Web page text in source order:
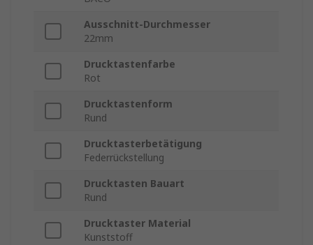
Ausschnitt-Durchmesser
22mm
Drucktastenfarbe
Rot
Drucktastenform
Rund
Drucktasterbetätigung
Federrückstellung
Drucktasten Bauart
Rund
Drucktaster Material
Kunststoff